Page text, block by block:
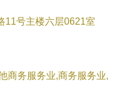
11号主楼六层0621室
商务服务业,商务服务业,